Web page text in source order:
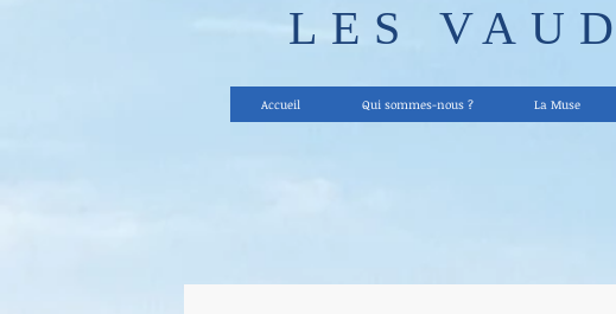
LES
Accueil Qui sommes-nous ? La Muse